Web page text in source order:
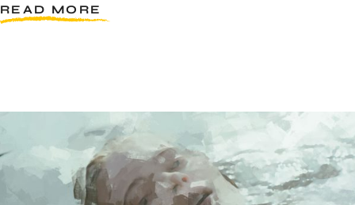
READ MORE